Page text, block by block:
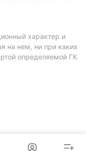
характер и
на нем, ни при каких
определяемой ГК